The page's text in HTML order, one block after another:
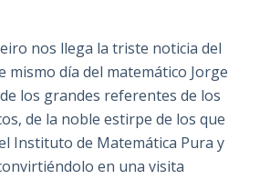
nos llega la triste noticia del
mismo día del matemático Jorge
los grandes referentes de los
de la noble estirpe de los que
Instituto de Matemática Pura y
en una visita